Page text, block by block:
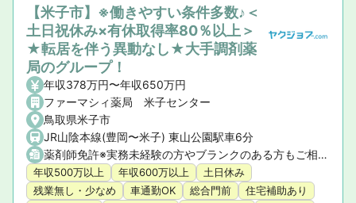
【米子市】※働きやすい条件多数♪＜
土日祝休み×有休取得率80％以上＞
★転居を伴う異動なし★大手調剤薬
局のグループ！
年収378万円〜年収650万円
ファーマシィ薬局 米子センター
鳥取県米子市
JR山陰本線(豊岡〜米子) 東山公園駅車6分
薬剤師免許※実務未経験の方やブランクのある方もご相談ください。
年収500万以上 年収600万以上
土日休み
残業無し・少なめ
車通勤OK 総合門前
住宅補助あり